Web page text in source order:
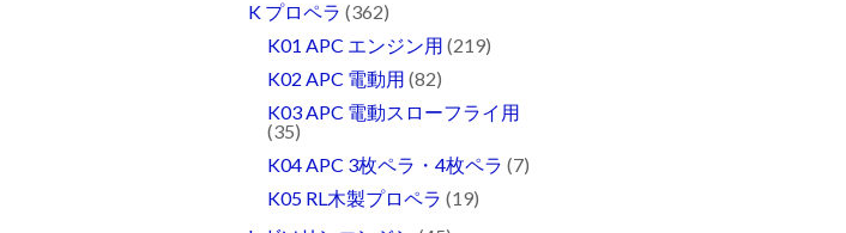
K プロペラ (362)
K01 APC エンジン用 (219)
K02 APC 電動用 (82)
K03 APC 電動スローフライ用
(35)
K04 APC 3枚ペラ・4枚ペラ (7)
K05 RL木製プロペラ (19)